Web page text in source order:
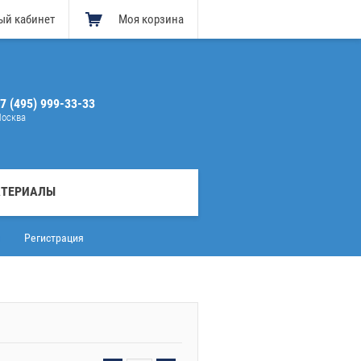
кабинет Моя корзина
(495) 999-33-33
Регистрация